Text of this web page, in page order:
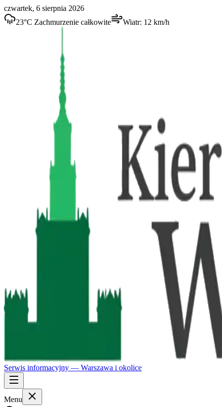
czwartek, 6 sierpnia 2026
23°C Zachmurzenie całkowite Wiatr: 12 km/h
Serwis informacyjny — Warszawa i okolice
Menu